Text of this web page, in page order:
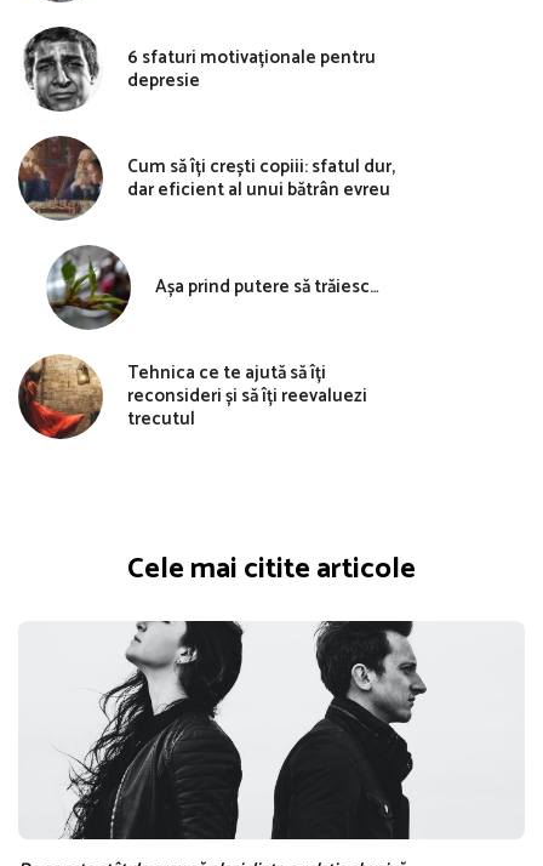
6 sfaturi motivaționale pentru
depresie
Cum să îți crești copiii: sfatul dur,
dar eficient al unui bătrân evreu
Așa prind putere să trăiesc…
Tehnica ce te ajută să îți
reconsideri și să îți reevaluezi
trecutul
Cele mai citite articole